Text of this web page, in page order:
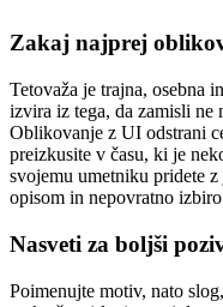
Zakaj najprej
Tetovaža je trajna, osebna
izvira iz tega, da zamisli ne
Oblikovanje z UI odstrani
preizkusite v času, ki je
svojemu umetniku pridete z
opisom in nepovratno
Nasveti za boljši
Poimenujte motiv, nato